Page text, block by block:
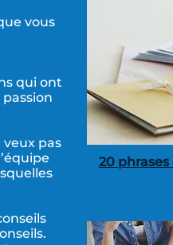
vous
qui ont
veux pas
20